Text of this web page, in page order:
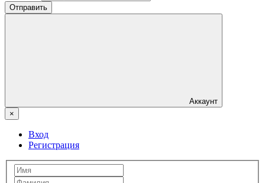
Отправить
Аккаунт
×
Вход
Регистрация